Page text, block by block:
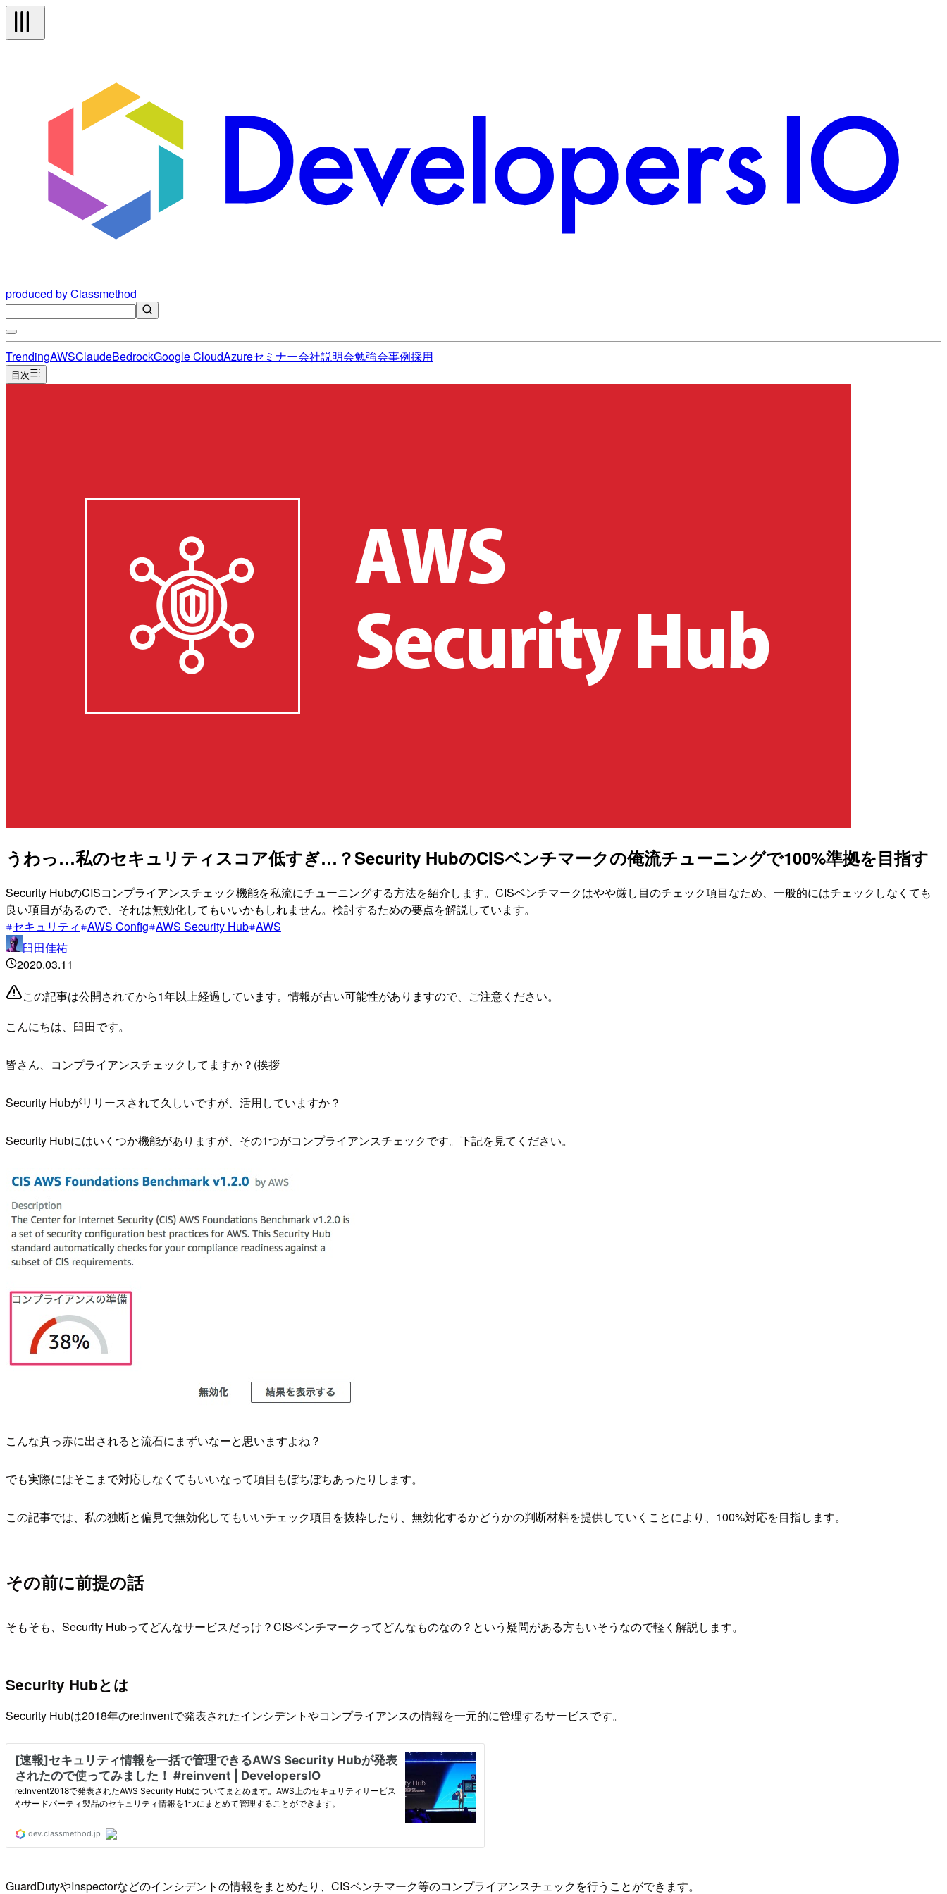
produced by Classmethod
TrendingAWSClaudeBedrockGoogle CloudAzureセミナー会社説明会勉強会事例採用
目次
うわっ…私のセキュリティスコア低すぎ…？Security HubのCISベンチマークの俺流チューニングで100%準拠を目指す
Security HubのCISコンプライアンスチェック機能を私流にチューニングする方法を紹介します。CISベンチマークはやや厳し目のチェック項目なため、一般的にはチェックしなくても
良い項目があるので、それは無効化してもいいかもしれません。検討するための要点を解説しています。
セキュリティ AWS Config AWS Security Hub AWS
臼田佳祐
2020.03.11
この記事は公開されてから1年以上経過しています。情報が古い可能性がありますので、ご注意ください。
こんにちは、臼田です。
皆さん、コンプライアンスチェックしてますか？(挨拶
Security Hubがリリースされて久しいですが、活用していますか？
Security Hubにはいくつか機能がありますが、その1つがコンプライアンスチェックです。下記を見てください。
こんな真っ赤に出されると流石にまずいなーと思いますよね？
でも実際にはそこまで対応しなくてもいいなって項目もぼちぼちあったりします。
この記事では、私の独断と偏見で無効化してもいいチェック項目を抜粋したり、無効化するかどうかの判断材料を提供していくことにより、100%対応を目指します。
その前に前提の話
そもそも、Security Hubってどんなサービスだっけ？CISベンチマークってどんなものなの？という疑問がある方もいそうなので軽く解説します。
Security Hubとは
Security Hubは2018年のre:Inventで発表されたインシデントやコンプライアンスの情報を一元的に管理するサービスです。
GuardDutyやInspectorなどのインシデントの情報をまとめたり、CISベンチマーク等のコンプライアンスチェックを行うことができます。